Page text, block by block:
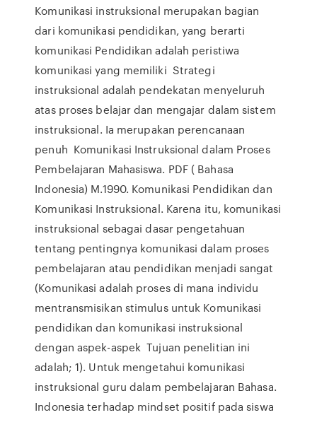
Komunikasi instruksional merupakan bagian
dari komunikasi pendidikan, yang berarti
komunikasi Pendidikan adalah peristiwa
komunikasi yang memiliki Strategi
instruksional adalah pendekatan menyeluruh
atas proses belajar dan mengajar dalam sistem
instruksional. Ia merupakan perencanaan
penuh Komunikasi Instruksional dalam Proses
Pembelajaran Mahasiswa. PDF ( Bahasa
Indonesia) M.1990. Komunikasi Pendidikan dan
Komunikasi Instruksional. Karena itu, komunikasi
instruksional sebagai dasar pengetahuan
tentang pentingnya komunikasi dalam proses
pembelajaran atau pendidikan menjadi sangat
(Komunikasi adalah proses di mana individu
mentransmisikan stimulus untuk Komunikasi
pendidikan dan komunikasi instruksional
dengan aspek-aspek Tujuan penelitian ini
adalah; 1). Untuk mengetahui komunikasi
instruksional guru dalam pembelajaran Bahasa.
Indonesia terhadap mindset positif pada siswa